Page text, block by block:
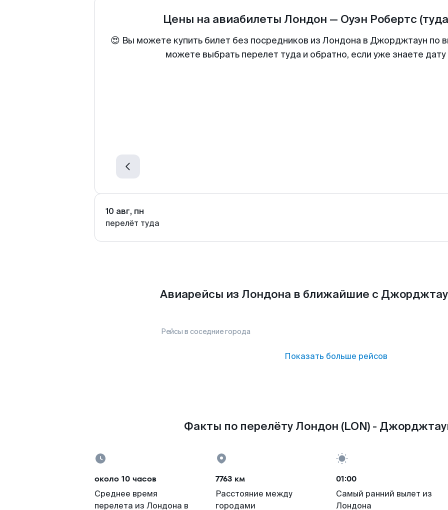
Цены на авиабилеты Лондон — Оуэн Робертс
😍 Вы можете купить билет без посредников из Лондона в Джорджтаун по
можете выбрать перелет туда и обратно, если уже знаете
10 авг, пн
перелёт туда
Авиарейсы из Лондона в ближайшие с
Рейсы в соседние города
Показать больше рейсов
Факты по перелёту Лондон (LON) -
около 10 часов
Среднее время
перелета из Лондона в
7763 км
Расстояние между
городами
01:00
Самый ранний вылет из
Лондона